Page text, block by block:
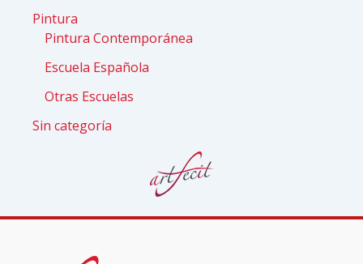
Pintura
Pintura Contemporánea
Escuela Española
Otras Escuelas
Sin categoría